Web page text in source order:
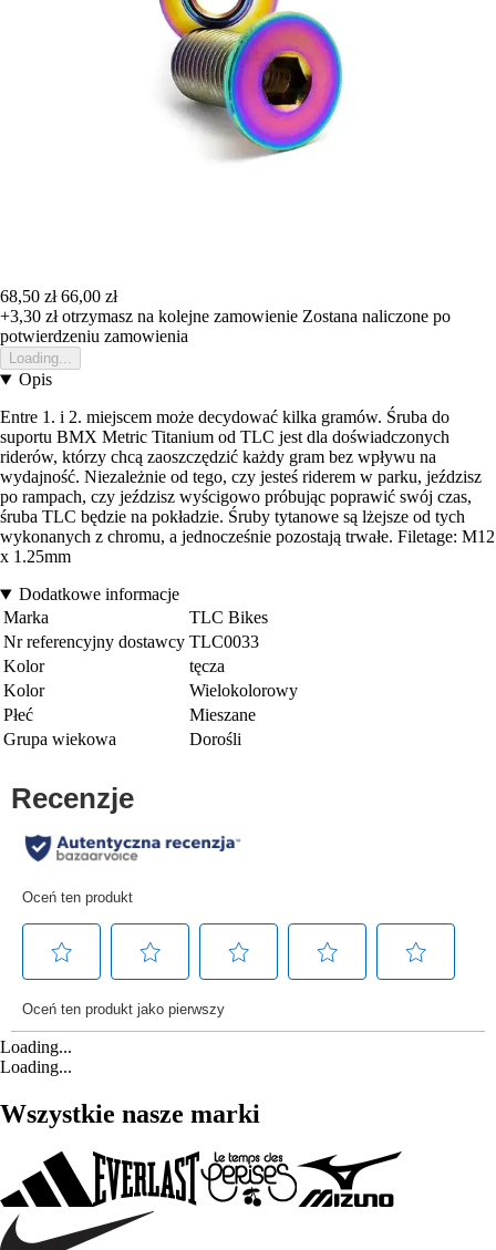
68,50 zł 66,00 zł
+3,30 złotrzymasz na kolejne zamowienie Zostana naliczone po
potwierdzeniu zamowienia
Loading...
Opis
Entre 1. i 2. miejscem może decydować kilka gramów. Śruba do
suportu BMX Metric Titanium od TLC jest dla doświadczonych
riderów, którzy chcą zaoszczędzić każdy gram bez wpływu na
wydajność. Niezależnie od tego, czy jesteś riderem w parku, jeździsz
po rampach, czy jeździsz wyścigowo próbując poprawić swój czas,
śruba TLC będzie na pokładzie. Śruby tytanowe są lżejsze od tych
wykonanych z chromu, a jednocześnie pozostają trwałe. Filetage: M12
x 1.25mm
Dodatkowe informacje
Marka
TLC Bikes
Nr referencyjny dostawcy TLC0033
Kolor
tęcza
Kolor
Wielokolorowy
Płeć
Mieszane
Grupa wiekowa
Dorośli
Loading...
Loading...
Wszystkie nasze marki